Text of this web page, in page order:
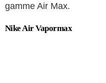
gamme Air Max.
Nike Air Vapormax